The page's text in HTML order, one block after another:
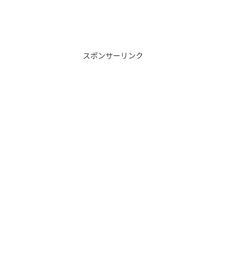
スポンサーリンク